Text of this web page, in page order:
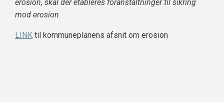
erosion, skal der etableres foranstaltninger til sikring
mod erosion.
LINK til kommuneplanens afsnit om erosion